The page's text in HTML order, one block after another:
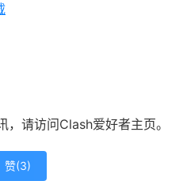
请访问Clash爱好者主页。
赞(3)